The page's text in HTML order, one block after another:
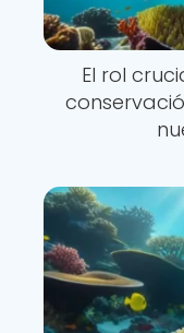
El rol